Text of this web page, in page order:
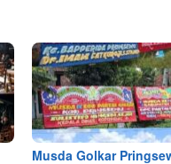
Musda Golkar